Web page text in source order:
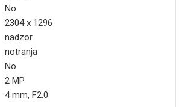
No
2304 x 1296
nadzor
notranja
No
2 MP
4 mm, F2.0